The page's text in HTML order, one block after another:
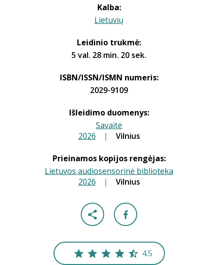
Kalba:
Lietuvių
Leidinio trukmė:
5 val. 28 min. 20 sek.
ISBN/ISSN/ISMN numeris:
2029-9109
Išleidimo duomenys:
Savaitė
2026 | Vilnius
Prieinamos kopijos rengėjas:
Lietuvos audiosensorinė biblioteka
2026 | Vilnius
4.5